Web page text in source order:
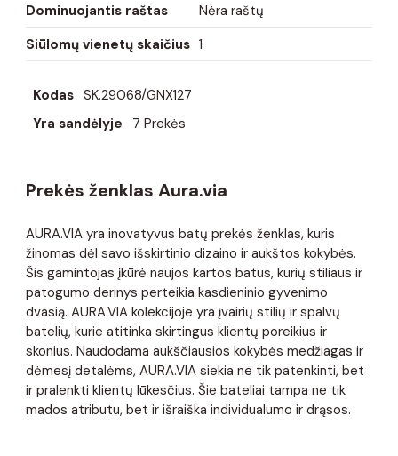
Dominuojantis raštas
Nėra raštų
Siūlomų vienetų skaičius 1
Kodas SK.29068/GNX127
Yra sandėlyje
7 Prekės
Prekės ženklas Aura.via
AURA.VIA yra inovatyvus batų prekės ženklas, kuris
žinomas dėl savo išskirtinio dizaino ir aukštos kokybės.
Šis gamintojas įkūrė naujos kartos batus, kurių stiliaus ir
patogumo derinys perteikia kasdieninio gyvenimo
dvasią. AURA.VIA kolekcijoje yra įvairių stilių ir spalvų
batelių, kurie atitinka skirtingus klientų poreikius ir
skonius. Naudodama aukščiausios kokybės medžiagas ir
dėmesį detalėms, AURA.VIA siekia ne tik patenkinti, bet
ir pralenkti klientų lūkesčius. Šie bateliai tampa ne tik
mados atributu, bet ir išraiška individualumo ir drąsos.